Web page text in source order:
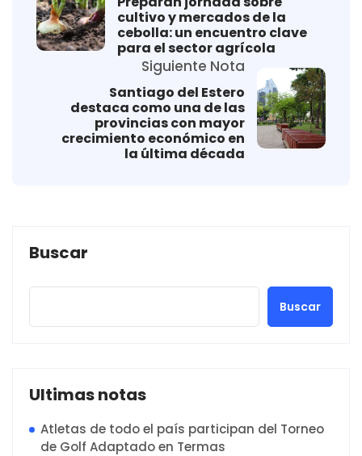
cultivo y mercados de la
cebolla: un encuentro clave
para el sector agrícola
Siguiente Nota
Santiago del Estero
destaca como una de las
provincias con mayor
crecimiento económico en
la última década
Buscar
Buscar
Ultimas notas
Atletas de todo el país participan del Torneo
de Golf Adaptado en Termas